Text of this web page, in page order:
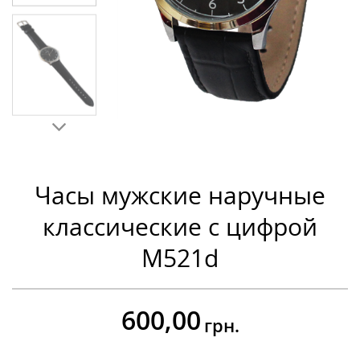
Часы мужские наручные
классические с цифрой
M521d
600,00 грн.